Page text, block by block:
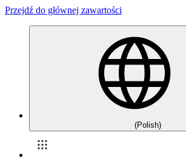
Przejdź do głównej zawartości
(Polish)